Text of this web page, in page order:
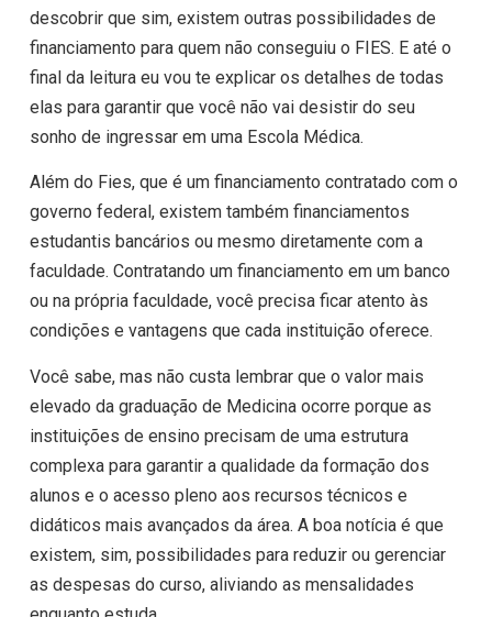
descobrir que sim, existem outras possibilidades de
financiamento para quem não conseguiu o FIES. E até o
final da leitura eu vou te explicar os detalhes de todas
elas para garantir que você não vai desistir do seu
sonho de ingressar em uma Escola Médica.
Além do Fies, que é um financiamento contratado com o
governo federal, existem também financiamentos
estudantis bancários ou mesmo diretamente com a
faculdade. Contratando um financiamento em um banco
ou na própria faculdade, você precisa ficar atento às
condições e vantagens que cada instituição oferece.
Você sabe, mas não custa lembrar que o valor mais
elevado da graduação de Medicina ocorre porque as
instituições de ensino precisam de uma estrutura
complexa para garantir a qualidade da formação dos
alunos e o acesso pleno aos recursos técnicos e
didáticos mais avançados da área. A boa notícia é que
existem, sim, possibilidades para reduzir ou gerenciar
as despesas do curso, aliviando as mensalidades